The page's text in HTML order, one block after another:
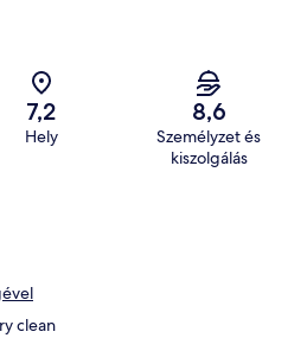
7,2
Hely
8,6
Személyzet és
kiszolgálás
clean